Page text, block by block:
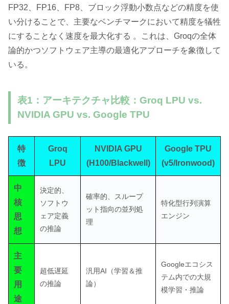
FP32、FP16、FP8、ブロック浮動小数点などの精度を使
い分けることで、主要なベンチマークにおいて精度を犠牲
にすることなく速度を最大化する 。これは、Groqの全体
論的かつソフトウェア主導の最適化アプローチを象徴して
いる。
表1：アーキテクチャ比較：Groq LPU vs.
NVIDIA GPU vs. Google TPU
特
徴
Groq
LPU
NVIDIA GPU
(H100/Blackwell)
Google TPU
(v5/Ironwood)
中
核
思
想
決定的、
ソフトウ
ェア定義
の推論
確率的、スループ
ット指向の並列処
理
特化型行列演算
エンジン
主
要
用
途
超低遅延
の推論
汎用AI（学習＆推
論）
Googleエコシス
テム内での大規
模学習・推論